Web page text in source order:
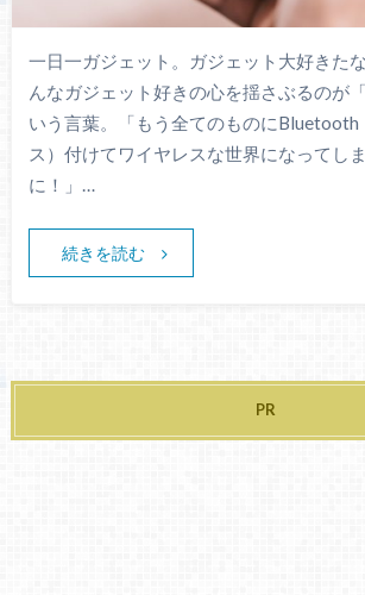
一日一ガジェット。ガジェット大好きた
んなガジェット好きの心を揺さぶるのが
いう言葉。「もう全てのものにBluetooth
ス）付けてワイヤレスな世界になってし
に！」…
続きを読む
PR